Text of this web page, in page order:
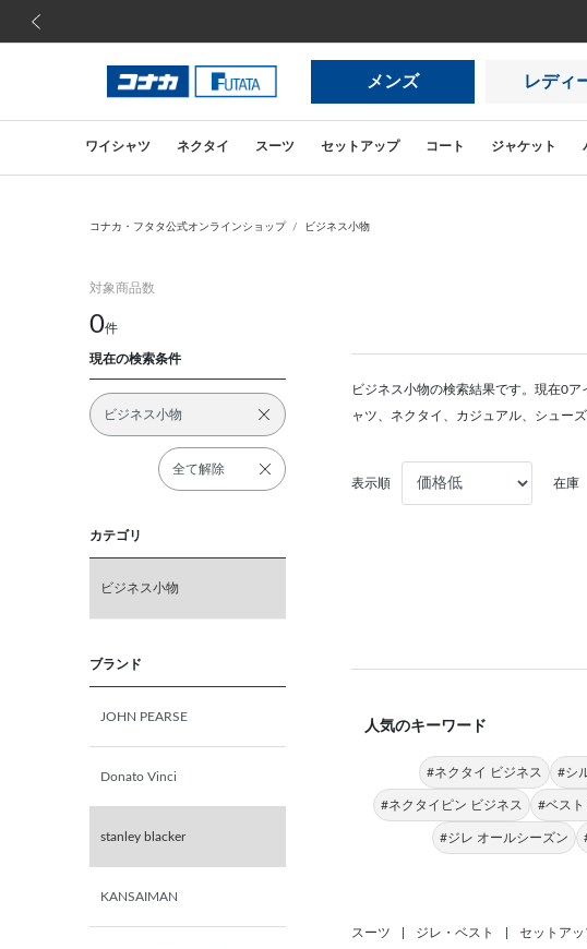
メンズ レディ
ワイシャツ ネクタイ スーツ セットアップ コート ジャケット
コナカ・フタタ公式オンラインショップ ビジネス小物
対象商品数
0件
現在の検索条件
ビジネス小物
全て解除
カテゴリ
ビジネス小物
ブランド
JOHN PEARSE
Donato Vinci
stanley blacker
KANSAIMAN
ビジネス小物の検索結果です。現在0
ャツ、ネクタイ、カジュアル、シュー
表示順 在庫
人気のキーワード
#ネクタイ ビジネス #シ
#ネクタイピン ビジネス #ベス
#ジレ オールシーズン
スーツ ジレ・ベスト セットアッ